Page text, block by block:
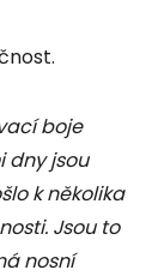
boje
dny jsou
k několika
Jsou to
nosní